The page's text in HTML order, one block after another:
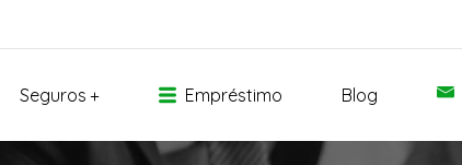
Seguros Empréstimo Blog